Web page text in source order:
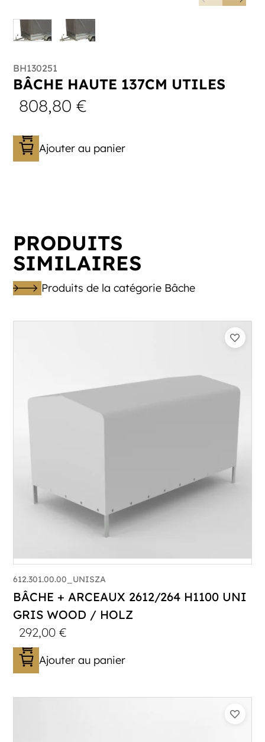
BH130251
BÂCHE HAUTE 137CM UTILES
808,80€
Ajouter au panier
PRODUITS
SIMILAIRES
Produits de la catégorie Bâche
612.301.00.00_UNISZA
BÂCHE + ARCEAUX 2612/264 H1100 UNI
GRIS WOOD / HOLZ
292,00€
Ajouter au panier